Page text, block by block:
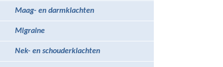
Maag- en darmklachten
Migraine
Nek- en schouderklachten